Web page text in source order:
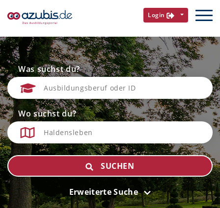
Login
Was suchst du?
Wo suchst du?
SUCHEN
Erweiterte Suche